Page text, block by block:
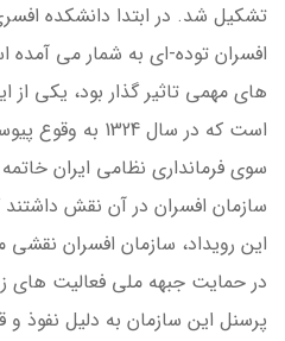
تشکیل شد. در ابتدا دانشکده
افسران توده-ای به شمار می آمده
های مهمی تاثیر گذار بود، یکی از
است که در سال
سوی فرمانداری نظامی ایران
این رویداد، سازمان افسران نقشی
در حمایت جبهه ملی فعالیت های
پرسنل این سازمان به دلیل نفوذ و